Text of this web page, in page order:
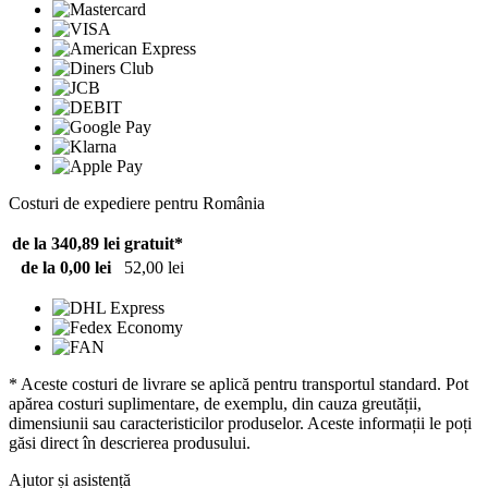
Costuri de expediere pentru România
de la 340,89 lei gratuit*
de la 0,00 lei
52,00 lei
* Aceste costuri de livrare se aplică pentru transportul standard. Pot
apărea costuri suplimentare, de exemplu, din cauza greutății,
dimensiunii sau caracteristicilor produselor. Aceste informații le poți
găsi direct în descrierea produsului.
Ajutor și asistență